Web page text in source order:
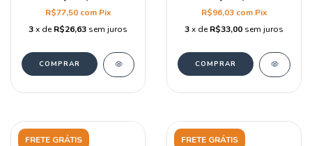
R$77,50 com Pix
3x deR$26,63 sem juros
R$96,03 com Pix
3x deR$33,00 sem juros
FRETE GRÁTIS FRETE GRÁTIS